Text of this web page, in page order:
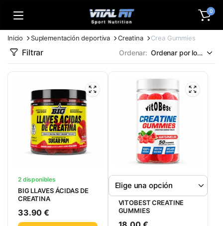
0
Inicio Suplementación deportiva Creatina Crea Gummies
Filtrar Ordenar:
2 disponibles
BIG LLAVES ÁCIDAS DE
CREATINA
33.90€
VITOBEST CREATINE
GUMMIES